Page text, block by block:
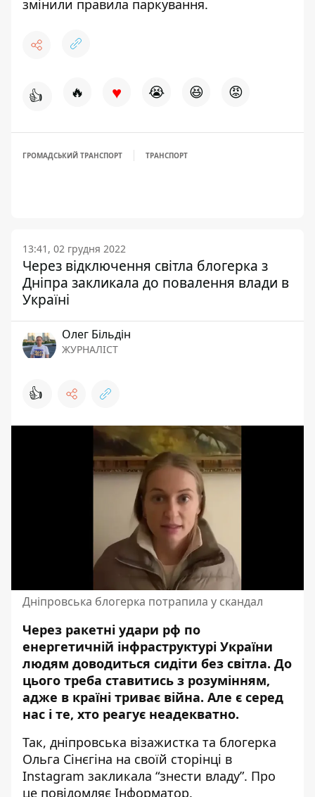
змінили правила паркування.
👍 🔥 ♥ 😭 😆 😡
ГРОМАДСЬКИЙ ТРАНСПОРТ ТРАНСПОРТ
13:41, 02 грудня 2022
Через відключення світла блогерка з
Дніпра закликала до повалення влади в
Україні
Олег Більдін
ЖУРНАЛІСТ
👍
Дніпровська блогерка потрапила у скандал
Через ракетні удари рф по
енергетичній інфраструктурі України
людям доводиться сидіти без світла. До
цього треба ставитись з розумінням,
адже в країні триває війна. Але є серед
нас і те, хто реагує неадекватно.
Так, дніпровська візажистка та блогерка
Ольга Сінєгіна на своїй сторінці в
Instagram закликала “знести владу”. Про
це повідомляє Інформатор.